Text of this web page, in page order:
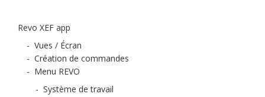
Revo XEF app
- Vues / Écran
- Création de commandes
- Menu REVO
- Système de travail